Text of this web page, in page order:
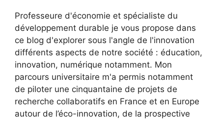
Professeure d'économie et spécialiste du
développement durable je vous propose dans
ce blog d'explorer sous l'angle de l'innovation
différents aspects de notre société : éducation,
innovation, numérique notamment. Mon
parcours universitaire m'a permis notamment
de piloter une cinquantaine de projets de
recherche collaboratifs en France et en Europe
autour de l’éco-innovation, de la prospective